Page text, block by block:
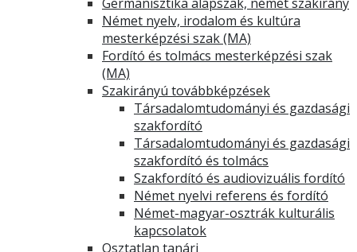
Német nyelv, irodalom és kultúra
mesterképzési szak (MA)
Fordító és tolmács mesterképzési szak
(MA)
Szakirányú továbbképzések
Társadalomtudományi és gazdasági
szakfordító
Társadalomtudományi és gazdasági
szakfordító és tolmács
Szakfordító és audiovizuális fordító
Német nyelvi referens és fordító
Német-magyar-osztrák kulturális
kapcsolatok
Osztatlan tanári